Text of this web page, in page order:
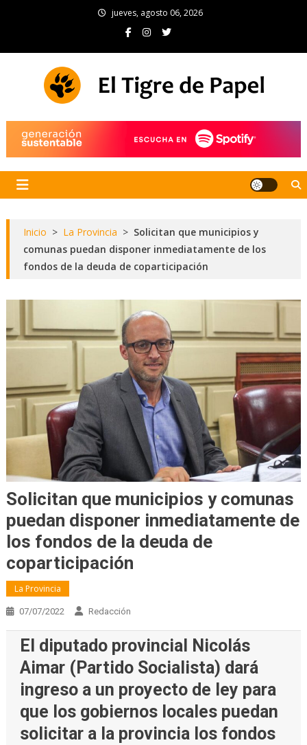
jueves, agosto 06, 2026
Inicio > La Provincia > Solicitan que municipios y
comunas puedan disponer inmediatamente de los
fondos de la deuda de coparticipación
Solicitan que municipios y comunas
puedan disponer inmediatamente de
los fondos de la deuda de
coparticipación
La Provincia
07/07/2022 Redacción
El diputado provincial Nicolás
Aimar (Partido Socialista) dará
ingreso a un proyecto de ley para
que los gobiernos locales puedan
solicitar a la provincia los fondos